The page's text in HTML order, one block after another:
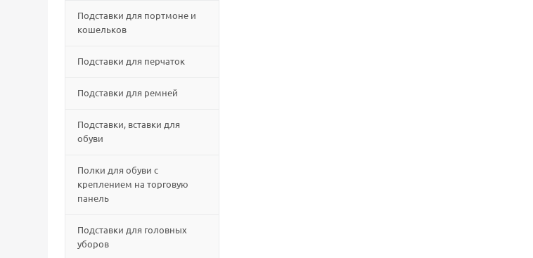
Подставки для портмоне и
кошельков
Подставки для перчаток
Подставки для ремней
Подставки, вставки для
обуви
Полки для обуви с
креплением на торговую
панель
Подставки для головных
уборов